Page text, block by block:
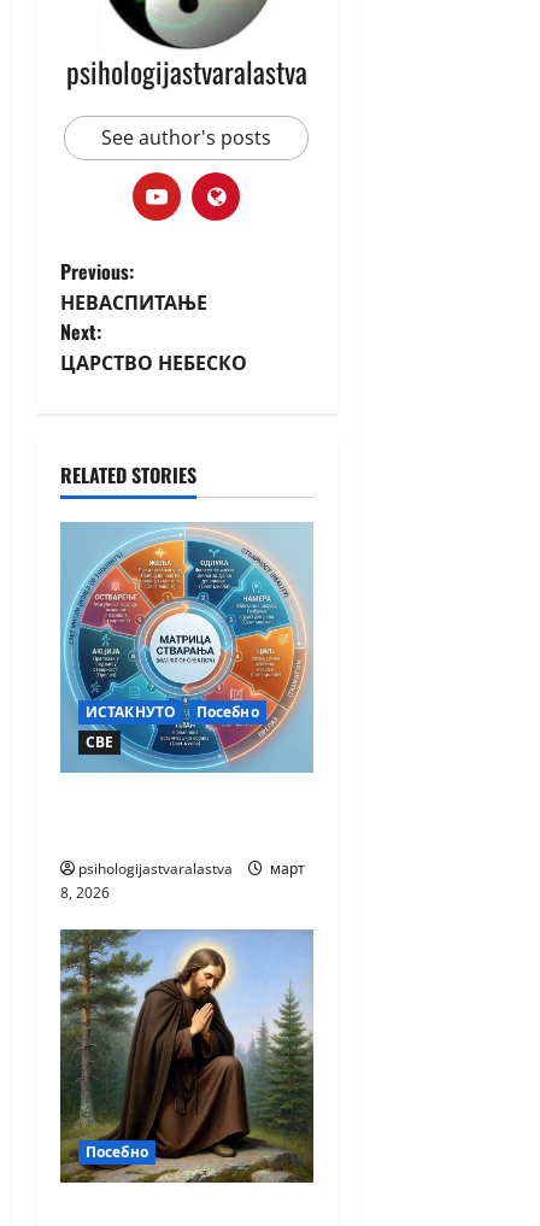
psihologijastvaralastva
See author's posts
Previous:
НЕВАСПИТАЊЕ
Next:
ЦАРСТВО НЕБЕСКО
RELATED STORIES
ИСТАКНУТО
Посебно
СВЕ
psihologijastvaralastva
март
8, 2026
Посебно